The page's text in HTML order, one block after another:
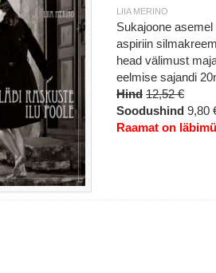
LIIA MERINO
Sukajoone
aspiriin
head välimust
eelmise sajandi
Hind 12,52 €
Soodushind 9,80
Raamat on